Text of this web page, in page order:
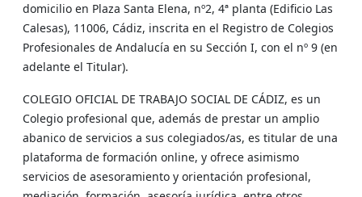
domicilio en Plaza Santa Elena, nº2, 4ª planta (Edificio Las
Calesas), 11006, Cádiz, inscrita en el Registro de Colegios
Profesionales de Andalucía en su Sección I, con el nº 9 (en
adelante el Titular).
COLEGIO OFICIAL DE TRABAJO SOCIAL DE CÁDIZ, es un
Colegio profesional que, además de prestar un amplio
abanico de servicios a sus colegiados/as, es titular de una
plataforma de formación online, y ofrece asimismo
servicios de asesoramiento y orientación profesional,